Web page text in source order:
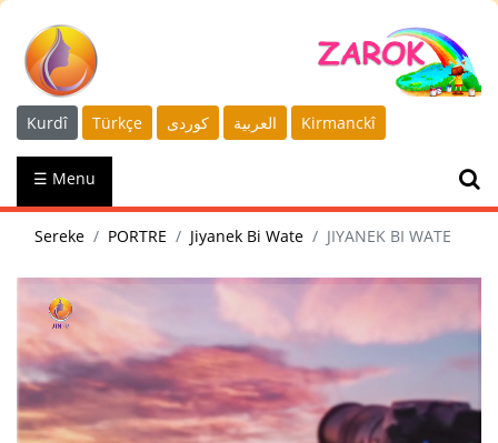
Kurdî Türkçe كوردى العربية Kirmanckî
☰ Menu
Sereke PORTRE Jiyanek Bi Wate JIYANEK BI WATE